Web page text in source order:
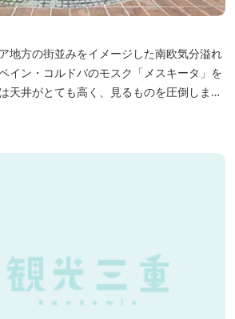
地方の街並みをイメージした南欧気分溢れ
イン・コルドバのモスク「メスキータ」を
天井がとても高く、見るものを圧倒しま
コルドバ、セビリア、グラナダの街を再現
するだけでも異国感を満喫できます。 ス
客室やパークの夢の続きが見られるキャラ